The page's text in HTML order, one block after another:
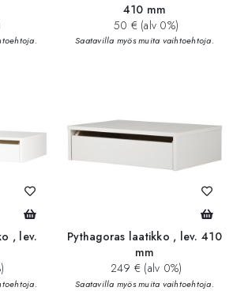
410 mm
50 € (alv 0%)
Saatavilla myös muita vaihtoehtoja.
, lev.
Pythagoras laatikko , lev. 410
mm
249 € (alv 0%)
Saatavilla myös muita vaihtoehtoja.